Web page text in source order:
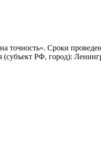
точность». Сроки
РФ, город):